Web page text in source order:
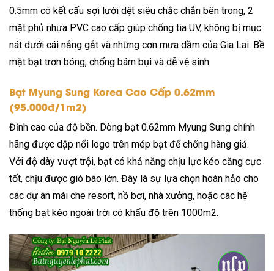
0.5mm có kết cấu sợi lưới dệt siêu chắc chắn bên trong, 2
mặt phủ nhựa PVC cao cấp giúp chống tia UV, không bị mục
nát dưới cái nắng gắt và những cơn mưa dầm của Gia Lai. Bề
mặt bạt trơn bóng, chống bám bụi và dễ vệ sinh.
Bạt Myung Sung Korea Cao Cấp 0.62mm
(95.000đ/1m2)
Đỉnh cao của độ bền. Dòng bạt 0.62mm Myung Sung chính
hãng được dập nổi logo trên mép bạt để chống hàng giả.
Với độ dày vượt trội, bạt có khả năng chịu lực kéo căng cực
tốt, chịu được gió bão lớn. Đây là sự lựa chọn hoàn hảo cho
các dự án mái che resort, hồ bơi, nhà xưởng, hoặc các hệ
thống bạt kéo ngoài trời có khẩu độ trên 1000m2.